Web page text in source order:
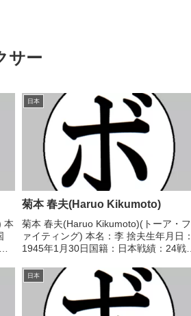
サー
本
日本
菊本 春夫(Haruo Kikumoto)
菊本 春夫(Haruo Kikumoto)(トーア・フ
ァイティング) 本名：李 捨夫生年月日：
1945年1月30日国籍：日本戦績：24戦
し 【戦歴】1966/05/05 ○4R判定 (採点
不明) ...
日本